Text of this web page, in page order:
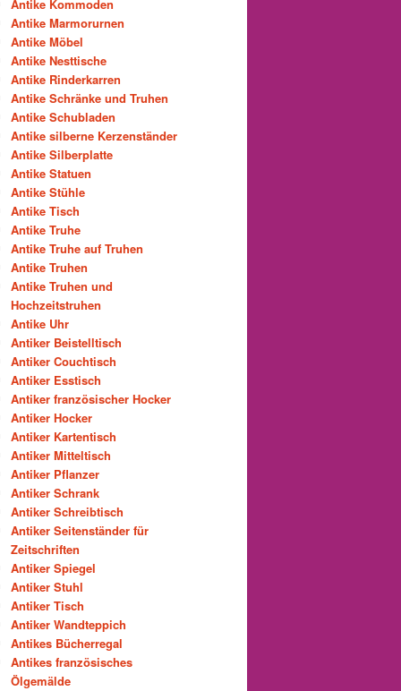
Antike Kommoden
Antike Marmorurnen
Antike Möbel
Antike Nesttische
Antike Rinderkarren
Antike Schränke und Truhen
Antike Schubladen
Antike silberne Kerzenständer
Antike Silberplatte
Antike Statuen
Antike Stühle
Antike Tisch
Antike Truhe
Antike Truhe auf Truhen
Antike Truhen
Antike Truhen und
Hochzeitstruhen
Antike Uhr
Antiker Beistelltisch
Antiker Couchtisch
Antiker Esstisch
Antiker französischer Hocker
Antiker Hocker
Antiker Kartentisch
Antiker Mitteltisch
Antiker Pflanzer
Antiker Schrank
Antiker Schreibtisch
Antiker Seitenständer für
Zeitschriften
Antiker Spiegel
Antiker Stuhl
Antiker Tisch
Antiker Wandteppich
Antikes Bücherregal
Antikes französisches
Ölgemälde